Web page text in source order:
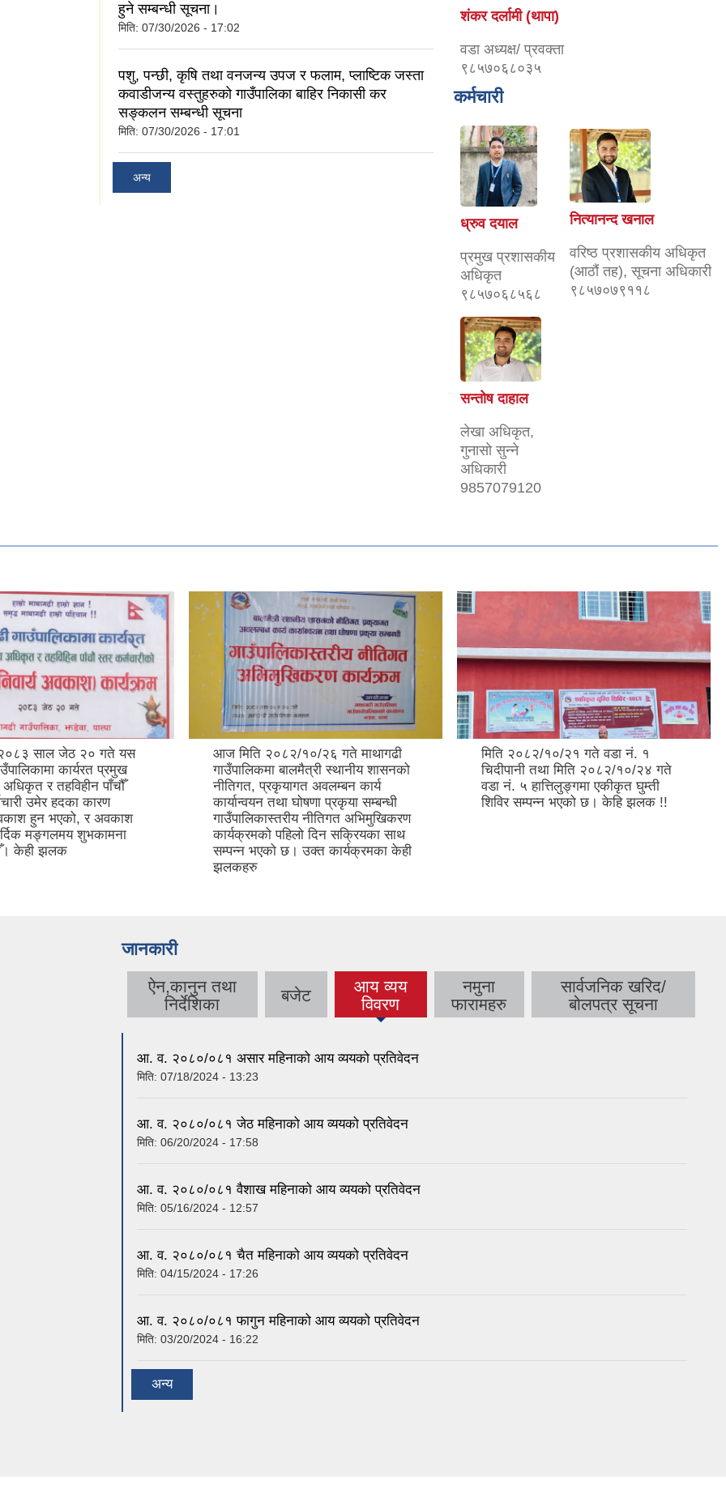
हुने सम्बन्धी सूचना।
मिति: 07/30/2026 - 17:02
पशु, पन्छी, कृषि तथा वनजन्य उपज र फलाम, प्लाष्टिक जस्ता
कवाडीजन्य वस्तुहरुको गाउँपालिका बाहिर निकासी कर
सङ्कलन सम्बन्धी सूचना
मिति: 07/30/2026 - 17:01
अन्य
शंकर दर्लामी (थापा)
वडा अध्यक्ष/ प्रवक्ता
९८५७०६८०३५
कर्मचारी
ध्रुव दयाल
प्रमुख प्रशासकीय
अधिकृत
९८५७०६८५६८
नित्यानन्द खनाल
वरिष्ठ प्रशासकीय अधिकृत
(आठौं तह), सूचना अधिकारी
९८५७०७९११८
सन्तोष दाहाल
लेखा अधिकृत,
गुनासो सुन्ने
अधिकारी
9857079120
साल जेठ २० गते यस
कार्यरत प्रमुख
र तहविहीन पाँचौँ
उमेर हदका कारण
हुन भएको, र अवकाश
मङ्गलमय शुभकामना
केही झलक
आज मिति २०८२/१०/२६ गते माथागढी
गाउँपालिकमा बालमैत्री स्थानीय शासनको
नीतिगत, प्रकृयागत अवलम्बन कार्य
कार्यान्वयन तथा घोषणा प्रकृया सम्बन्धी
गाउँपालिकास्तरीय नीतिगत अभिमुखिकरण
कार्यक्रमको पहिलो दिन सक्रियका साथ
सम्पन्न भएको छ। उक्त कार्यक्रमका केही
झलकहरु
मिति २०८२/१०/२१ गते वडा नं. १
चिदीपानी तथा मिति २०८२/१०/२४ गते
वडा नं. ५ हात्तिलुङ्गमा एकीकृत घुम्ती
शिविर सम्पन्न भएको छ। केहि झलक !!
जानकारी
ऐन,कानुन तथा
निर्देशिका
बजेट
आय व्यय
विवरण
(active
tab)
नमुना
फारामहरु
सार्वजनिक खरिद/
बोलपत्र सूचना
आ. व. २०८०/०८१ असार महिनाको आय व्ययको प्रतिवेदन
मिति: 07/18/2024 - 13:23
आ. व. २०८०/०८१ जेठ महिनाको आय व्ययको प्रतिवेदन
मिति: 06/20/2024 - 17:58
आ. व. २०८०/०८१ वैशाख महिनाको आय व्ययको प्रतिवेदन
मिति: 05/16/2024 - 12:57
आ. व. २०८०/०८१ चैत महिनाको आय व्ययको प्रतिवेदन
मिति: 04/15/2024 - 17:26
आ. व. २०८०/०८१ फागुन महिनाको आय व्ययको प्रतिवेदन
मिति: 03/20/2024 - 16:22
अन्य